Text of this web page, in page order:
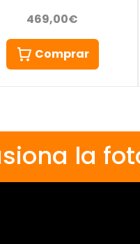
469,00€
Comprar
la